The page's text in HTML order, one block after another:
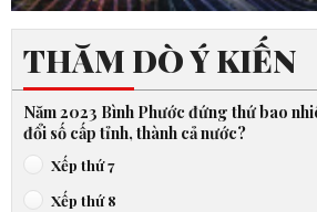
THĂM DÒ Ý KIẾN
Năm 2023 Bình Phước đứng thứ bao
đổi số cấp tỉnh, thành cả nước?
Xếp thứ 7
Xếp thứ 8